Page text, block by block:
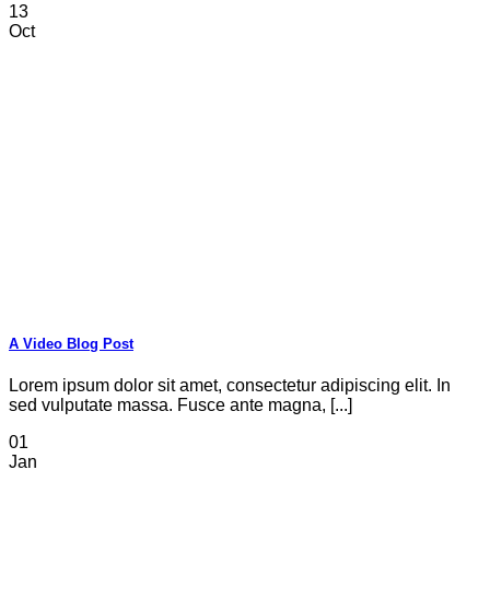
13
Oct
A Video Blog Post
Lorem ipsum dolor sit amet, consectetur adipiscing elit. In
sed vulputate massa. Fusce ante magna, [...]
01
Jan